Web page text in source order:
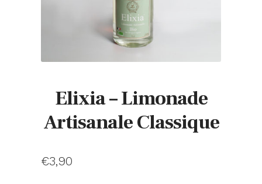
Elixia – Limonade
Artisanale Classique
€3,90